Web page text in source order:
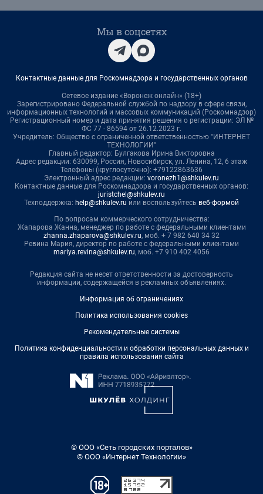
Мы в соцсетях
Контактные данные для Роскомнадзора и государственных органов
Сетевое издание «Воронеж онлайн» (18+)
Зарегистрировано Федеральной службой по надзору в сфере связи,
информационных технологий и массовых коммуникаций (Роскомнадзор)
Регистрационный номер и дата принятия решения о регистрации: ЭЛ №
ФС 77 - 86594 от 26.12.2023 г.
Учредитель: Общество с ограниченной ответственностью "ИНТЕРНЕТ
ТЕХНОЛОГИИ"
Главный редактор: Булгакова Ирина Викторовна
Адрес редакции: 630099, Россия, Новосибирск, ул. Ленина, 12, 6 этаж
Телефоны (круглосуточно): +79122863636
Электронный адрес редакции: voronezh1@shkulev.ru
Контактные данные для Роскомнадзора и государственных органов:
juristchel@shkulev.ru
Техподдержка: help@shkulev.ru или воспользуйтесь веб-формой
По вопросам коммерческого сотрудничества:
Жапарова Жанна, менеджер по работе с федеральными клиентами
zhanna.zhaparova@shkulev.ru, моб. + 7 982 640 34 32
Ревина Мария, директор по работе с федеральными клиентами
mariya.revina@shkulev.ru, моб. +7 910 402 4056
Редакция сайта не несет ответственности за достоверность
информации, содержащейся в рекламных объявлениях.
Информация об ограничениях
Политика использования cookies
Рекомендательные системы
Политика конфиденциальности и обработки персональных данных и
правила использования сайта
© ООО «Сеть городских порталов»
© ООО «Интернет Технологии»